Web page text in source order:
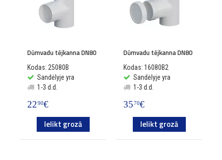
Dūmvadu tējkanna DN80
Kodas: 25080B
Sandėlyje yra
1-3 d.d.
2290€
Ielikt grozā
Dūmvadu tējkanna DN80
Kodas: 16080B2
Sandėlyje yra
1-3 d.d.
3570€
Ielikt grozā